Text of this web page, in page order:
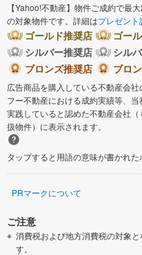
【Yahoo!不動産】物件ご成約で最
の対象物件です。詳細はプレゼント
ゴールド推奨店
ゴー
シルバー推奨店
シル
ブロンズ推奨店
ブロ
広告商品を購入している不動産会
フー不動産における成約実績等、
実践していると認めた不動産会社
扱物件）に表示されます。
タップすると用語の意味が書かれた
PRマークについて
ご注意
消費税および地方消費税の対象
す。